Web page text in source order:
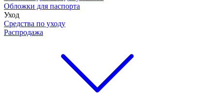
Обложки для паспорта
Уход
Средства по уходу
Распродажа